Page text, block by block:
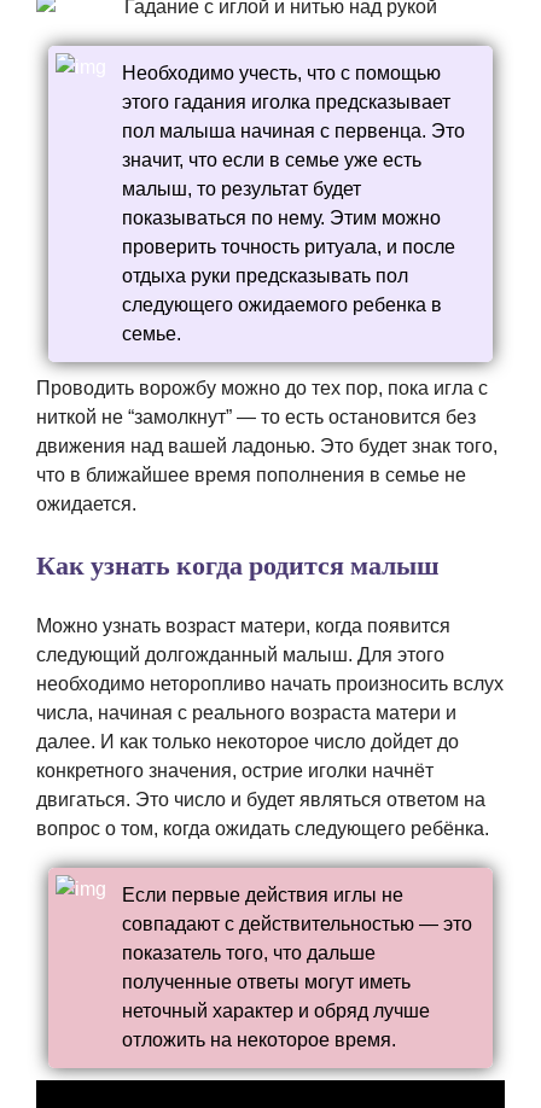
Необходимо учесть, что с помощью
этого гадания иголка предсказывает
пол малыша начиная с первенца. Это
значит, что если в семье уже есть
малыш, то результат будет
показываться по нему. Этим можно
проверить точность ритуала, и после
отдыха руки предсказывать пол
следующего ожидаемого ребенка в
семье.
Проводить ворожбу можно до тех пор, пока игла с
ниткой не “замолкнут” — то есть остановится без
движения над вашей ладонью. Это будет знак того,
что в ближайшее время пополнения в семье не
ожидается.
Как узнать когда родится малыш
Можно узнать возраст матери, когда появится
следующий долгожданный малыш. Для этого
необходимо неторопливо начать произносить вслух
числа, начиная с реального возраста матери и
далее. И как только некоторое число дойдет до
конкретного значения, острие иголки начнёт
двигаться. Это число и будет являться ответом на
вопрос о том, когда ожидать следующего ребёнка.
Если первые действия иглы не
совпадают с действительностью — это
показатель того, что дальше
полученные ответы могут иметь
неточный характер и обряд лучше
отложить на некоторое время.